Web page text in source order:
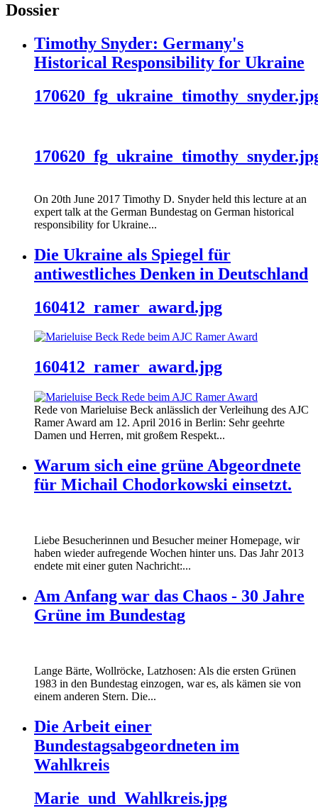
Dossier
Timothy Snyder: Germany's
Historical Responsibility for Ukraine
On 20th June 2017 Timothy D. Snyder held this lecture at an
expert talk at the German Bundestag on German historical
responsibility for Ukraine...
Die Ukraine als Spiegel für
antiwestliches Denken in Deutschland
160412_ramer_award.jpg
160412_ramer_award.jpg
Rede von Marieluise Beck anlässlich der Verleihung des AJC
Ramer Award am 12. April 2016 in Berlin: Sehr geehrte
Damen und Herren, mit großem Respekt...
Warum sich eine grüne Abgeordnete
für Michail Chodorkowski einsetzt.
Liebe Besucherinnen und Besucher meiner Homepage, wir
haben wieder aufregende Wochen hinter uns. Das Jahr 2013
endete mit einer guten Nachricht:...
Am Anfang war das Chaos - 30 Jahre
Grüne im Bundestag
Lange Bärte, Wollröcke, Latzhosen: Als die ersten Grünen
1983 in den Bundestag einzogen, war es, als kämen sie von
einem anderen Stern. Die...
Die Arbeit einer
Bundestagsabgeordneten im
Wahlkreis
Marie_und_Wahlkreis.jpg